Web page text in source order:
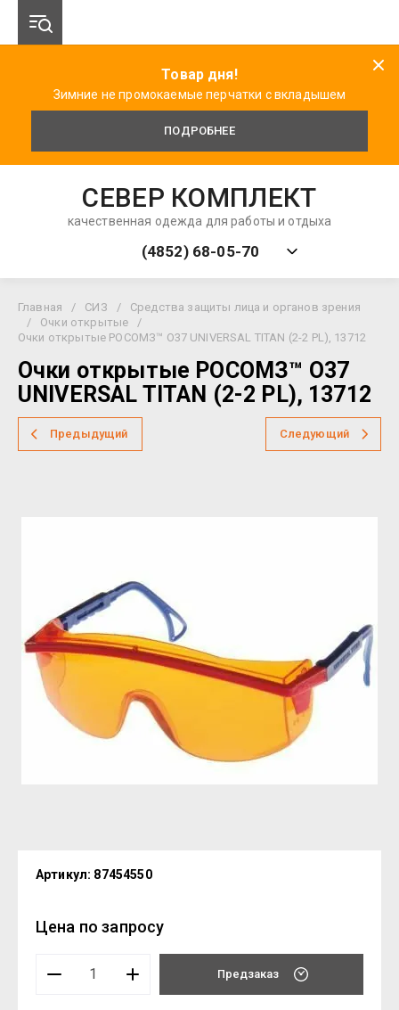
Товар дня!
Зимние не промокаемые перчатки с вкладышем
ПОДРОБНЕЕ
СЕВЕР КОМПЛЕКТ
качественная одежда для работы и отдыха
(4852) 68-05-70
Главная / СИЗ /
Средства защиты лица и органов зрения
/
Очки открытые
/
Очки открытые РОСОМЗ™ О37 UNIVERSAL TITAN (2-2 PL), 13712
Очки открытые РОСОМЗ™ О37
UNIVERSAL TITAN (2-2 PL), 13712
Предыдущий Следующий
Артикул: 87454550
Цена по запросу
Предзаказ